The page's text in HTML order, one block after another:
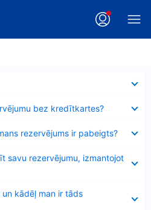
bez kredītkartes?
rezervējums ir pabeigts?
savu rezervējumu, izmantojot
un kādēļ man ir tāds